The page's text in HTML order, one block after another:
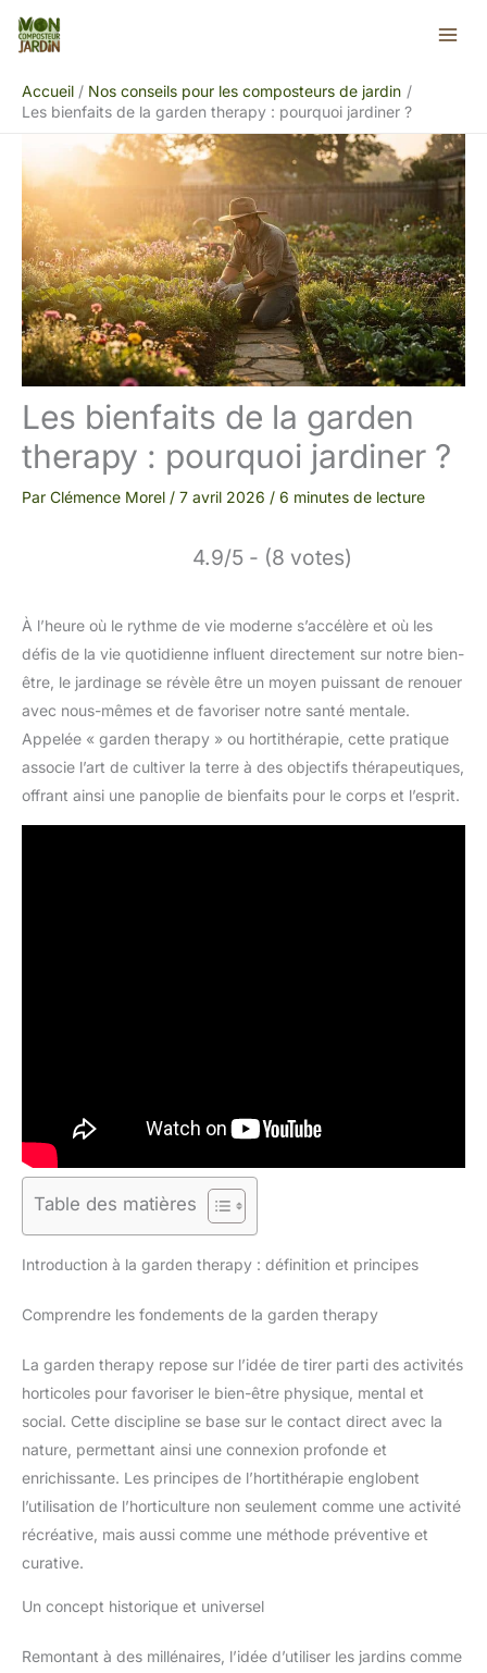
Aller
Accueil
Nos conseils pour les composteurs de jardin
Les bienfaits de la garden therapy : pourquoi jardiner ?
Les bienfaits de la garden
therapy : pourquoi jardiner ?
Par Clémence Morel / 7 avril 2026 / 6 minutes de lecture
4.9/5 - (8 votes)
À l’heure où le rythme de vie moderne s’accélère et où les
défis de la vie quotidienne influent directement sur notre bien-
être, le jardinage se révèle être un moyen puissant de renouer
avec nous-mêmes et de favoriser notre santé mentale.
Appelée « garden therapy » ou hortithérapie, cette pratique
associe l’art de cultiver la terre à des objectifs thérapeutiques,
offrant ainsi une panoplie de bienfaits pour le corps et l’esprit.
Table des matières
Introduction à la garden therapy : définition et principes
Comprendre les fondements de la garden therapy
La garden therapy repose sur l’idée de tirer parti des activités
horticoles pour favoriser le bien-être physique, mental et
social. Cette discipline se base sur le contact direct avec la
nature, permettant ainsi une connexion profonde et
enrichissante. Les principes de l’hortithérapie englobent
l’utilisation de l’horticulture non seulement comme une activité
récréative, mais aussi comme une méthode préventive et
curative.
Un concept historique et universel
Remontant à des millénaires, l’idée d’utiliser les jardins comme
Rechercher